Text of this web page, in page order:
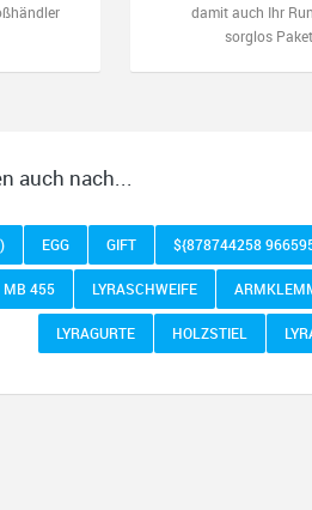
damit auch Ihr
sorglos
auch nach...
EGG GIFT ${878744258
MB 455 LYRASCHWEIFE
LYRAGURTE HOLZSTIEL